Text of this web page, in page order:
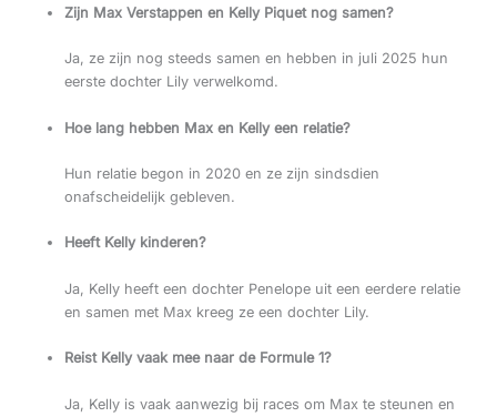
Zijn Max Verstappen en Kelly Piquet nog samen?
Ja, ze zijn nog steeds samen en hebben in juli 2025 hun
eerste dochter Lily verwelkomd.
Hoe lang hebben Max en Kelly een relatie?
Hun relatie begon in 2020 en ze zijn sindsdien
onafscheidelijk gebleven.
Heeft Kelly kinderen?
Ja, Kelly heeft een dochter Penelope uit een eerdere relatie
en samen met Max kreeg ze een dochter Lily.
Reist Kelly vaak mee naar de Formule 1?
Ja, Kelly is vaak aanwezig bij races om Max te steunen en